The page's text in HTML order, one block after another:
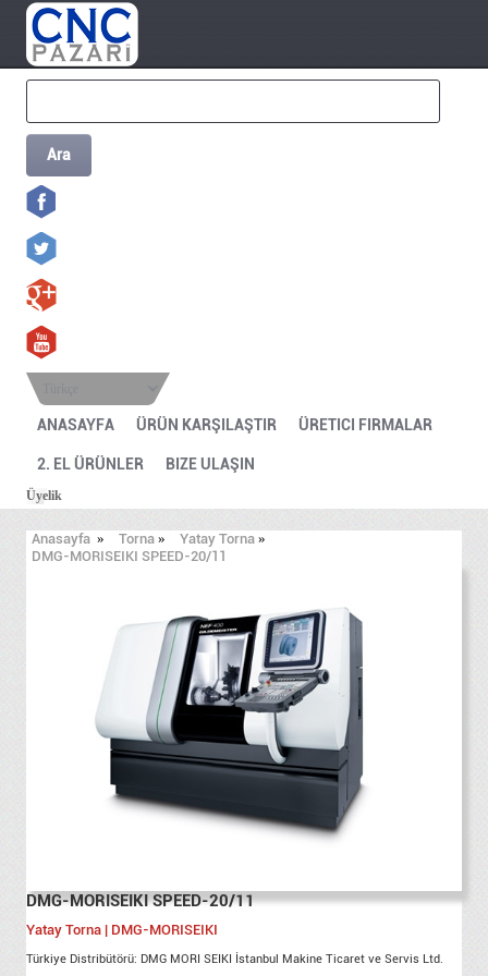
Ara
ANASAYFA ÜRÜN KARŞILAŞTIR ÜRETICI FIRMALAR
2. EL ÜRÜNLER BIZE ULAŞIN
Üyelik
Anasayfa » Torna » Yatay Torna »
DMG-MORISEIKI SPEED-20/11
DMG-MORISEIKI SPEED-20/11
Yatay Torna | DMG-MORISEIKI
Türkiye Distribütörü: DMG MORI SEIKI İstanbul Makine Ticaret ve Servis Ltd.